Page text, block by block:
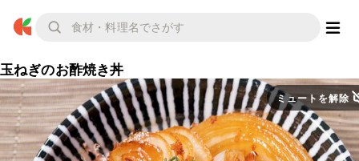
玉ねぎのお酢焼き丼
ミュートを解除